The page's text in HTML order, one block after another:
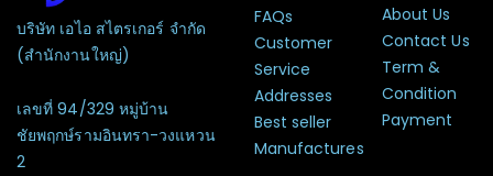
บริษัท เอไอ สไตรเกอร์ จำกัด
(สำนักงานใหญ่)
เลขที่ 94/329 หมู่บ้าน
ชัยพฤกษ์รามอินทรา-วงแหวน
2
FAQs
Customer
Service
Addresses
Best seller
Manufactures
About Us
Contact Us
Term &
Condition
Payment